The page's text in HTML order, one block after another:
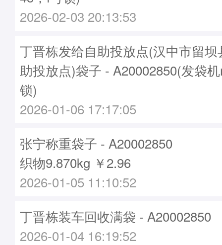
2026-02-03 20:13:53
丁晋栋发给自助投放点(汉中市留
助投放点)袋子 - A20002850(发袋
锁)
2026-01-06 17:17:05
张宁称重袋子 - A20002850
织物9.870kg ￥2.96
2026-01-05 11:10:52
丁晋栋装车回收满袋 - A20002850
2026-01-04 16:19:52